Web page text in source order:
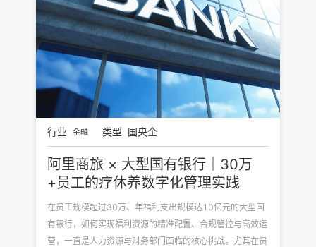
行业 金融 类型 国央企
阿里商旅 × 大型国有银行｜30万
+员工的疗休养数字化管理实践
在员工规模超过30万、年福利支出规模达10亿元的大型国
有银行，如何实现福利资源的精准配置、合规管控与高效运
营，一直是人力资源与财务部门面临的核心挑战。尤其在员